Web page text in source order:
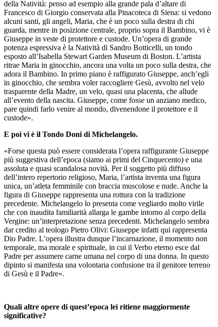
della Natività: penso ad esempio alla grande pala d’altare di
Francesco di Giorgio conservata alla Pinacoteca di Siena: si vedono
alcuni santi, gli angeli, Maria, che è un poco sulla destra di chi
guarda, mentre in posizione centrale, proprio sopra il Bambino, vi è
Giuseppe in veste di protettore e custode. Un’opera di grande
potenza espressiva è la Natività di Sandro Botticelli, un tondo
esposto all’Isabella Stewart Garden Museum di Boston. L’artista
ritrae Maria in ginocchio, ancora una volta un poco sulla destra, che
adora il Bambino. In primo piano è raffigurato Giuseppe, anch’egli
in ginocchio, che sembra voler raccogliere Gesù, avvolto nel velo
trasparente della Madre, un velo, quasi una placenta, che allude
all’evento della nascita. Giuseppe, come fosse un anziano medico,
pare quindi farlo venire al mondo, divenendone il protettore e il
custode».
E poi vi è il Tondo Doni di Michelangelo.
«Forse questa può essere considerata l’opera raffigurante Giuseppe
più suggestiva dell’epoca (siamo ai primi del Cinquecento) e una
assoluta e quasi scandalosa novità. Per il soggetto più diffuso
dell’intero repertorio religioso, Maria, l’artista inventa una figura
unica, un’atleta femminile con braccia muscolose e nude. Anche la
figura di Giuseppe rappresenta una rottura con la tradizione
precedente. Michelangelo lo presenta come vegliardo molto virile
che con inaudita familiarità allarga le gambe intorno al corpo della
Vergine: un’interpretazione senza precedenti. Michelangelo sembra
dar credito al teologo Pietro Olivi: Giuseppe infatti qui rappresenta
Dio Padre. L’opera illustra dunque l’incarnazione, il momento non
temporale, ma morale e spirituale, in cui il Verbo eterno esce dal
Padre per assumere carne umana nel corpo di una donna. In questo
dipinto si manifesta una volontaria confusione tra il genitore terreno
di Gesù e il Padre».
Quali altre opere di quest’epoca lei ritiene maggiormente
significative?